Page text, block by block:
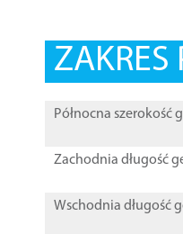
ZAKRES
Północna szerokość
Zachodnia długość
Wschodnia długość